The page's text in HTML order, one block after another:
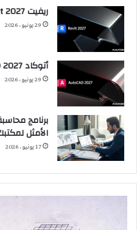
ريفيت 2027 Revit
29 يونيو، 2026
أتوكاد 2027 AutoCAD
29 يونيو، 2026
برنامج
الأمثل
17 يونيو، 2026